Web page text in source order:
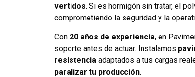
vertidos. Si es hormigón sin tratar, el
comprometiendo la seguridad y la
Con 20 años de experiencia, en
soporte antes de actuar. Instalamos
resistencia adaptados a tus cargas
paralizar tu producción.